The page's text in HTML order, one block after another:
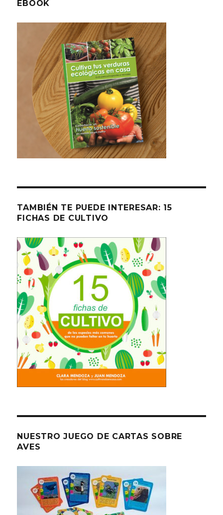
EBOOK
TAMBIÉN TE PUEDE INTERESAR: 15
FICHAS DE CULTIVO
NUESTRO JUEGO DE CARTAS SOBRE
AVES